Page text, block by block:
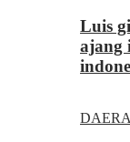
Luis
ajang